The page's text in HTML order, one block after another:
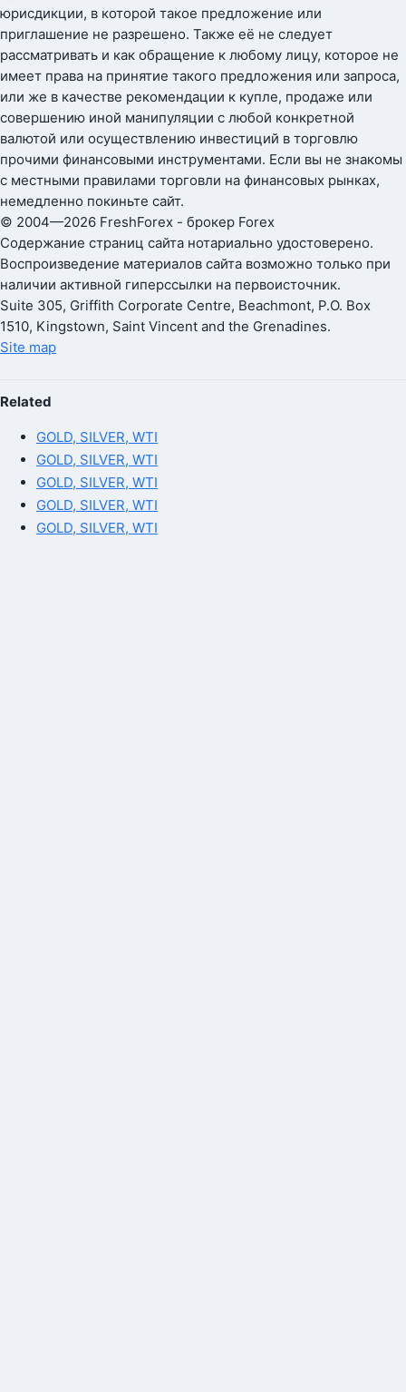
юрисдикции, в которой такое предложение или
приглашение не разрешено. Также её не следует
рассматривать и как обращение к любому лицу, которое не
имеет права на принятие такого предложения или запроса,
или же в качестве рекомендации к купле, продаже или
совершению иной манипуляции с любой конкретной
валютой или осуществлению инвестиций в торговлю
прочими финансовыми инструментами. Если вы не знакомы
с местными правилами торговли на финансовых рынках,
немедленно покиньте сайт.
© 2004—2026 FreshForex - брокер Forex
Содержание страниц сайта нотариально удостоверено.
Воспроизведение материалов сайта возможно только при
наличии активной гиперссылки на первоисточник.
Suite 305, Griffith Corporate Centre, Beachmont, P.O. Box
1510, Kingstown, Saint Vincent and the Grenadines.
Site map
Related
GOLD, SILVER, WTI
GOLD, SILVER, WTI
GOLD, SILVER, WTI
GOLD, SILVER, WTI
GOLD, SILVER, WTI